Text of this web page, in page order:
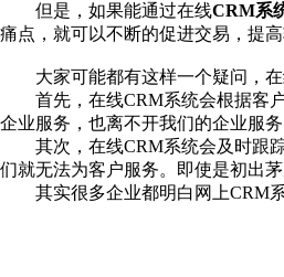
但是，如果能通过在线CRM系
痛点，就可以不断的促进交易，提
大家可能都有这样一个疑问，在
首先，在线CRM系统会根据客户
企业服务，也离不开我们的企业服务
其次，在线CRM系统会及时跟踪
们就无法为客户服务。即使是初出
其实很多企业都明白网上CRM系